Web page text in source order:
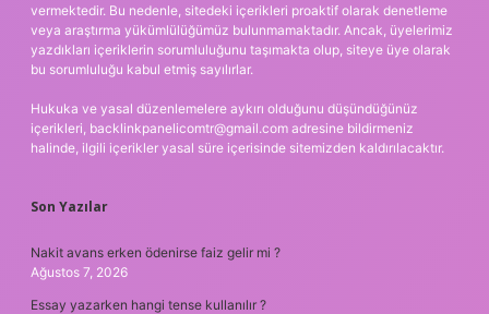
vermektedir. Bu nedenle, sitedeki içerikleri proaktif olarak denetleme
veya araştırma yükümlülüğümüz bulunmamaktadır. Ancak, üyelerimiz
yazdıkları içeriklerin sorumluluğunu taşımakta olup, siteye üye olarak
bu sorumluluğu kabul etmiş sayılırlar.
Hukuka ve yasal düzenlemelere aykırı olduğunu düşündüğünüz
içerikleri, backlinkpanelicomtr@gmail.com adresine bildirmeniz
halinde, ilgili içerikler yasal süre içerisinde sitemizden kaldırılacaktır.
Son Yazılar
Nakit avans erken ödenirse faiz gelir mi ?
Ağustos 7, 2026
Essay yazarken hangi tense kullanılır ?